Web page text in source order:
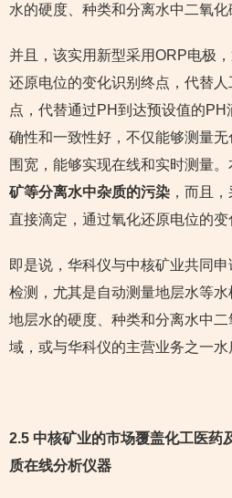
水的硬度、种类和分离水中二氧化
并且，该实用新型采用ORP电极
还原电位的变化识别终点，代替
点，代替通过PH到达预设值的
确性和一致性好，不仅能够测量
围宽，能够实现在线和实时测量
矿等分离水中杂质的污染 ，而且
直接滴定，通过氧化还原电位的变
即是说，华科仪与中核矿业共同
检测，尤其是自动测量地层水等
地层水的硬度、种类和分离水中
域，或与华科仪的主营业务之一水
2.5 中核矿业的市场覆盖化工医药
质在线分析仪器